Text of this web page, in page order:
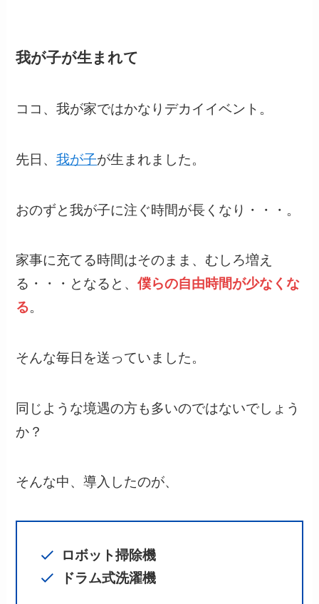
我が子が生まれて
ココ、我が家ではかなりデカイイベント。
先日、我が子が生まれました。
おのずと我が子に注ぐ時間が長くなり・・・。
家事に充てる時間はそのまま、むしろ増え
る・・・となると、僕らの自由時間が少なくな
る。
そんな毎日を送っていました。
同じような境遇の方も多いのではないでしょう
か？
そんな中、導入したのが、
ロボット掃除機
ドラム式洗濯機